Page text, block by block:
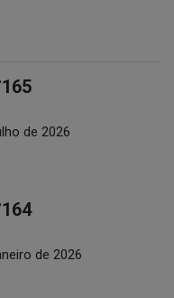
de 2026
de 2026